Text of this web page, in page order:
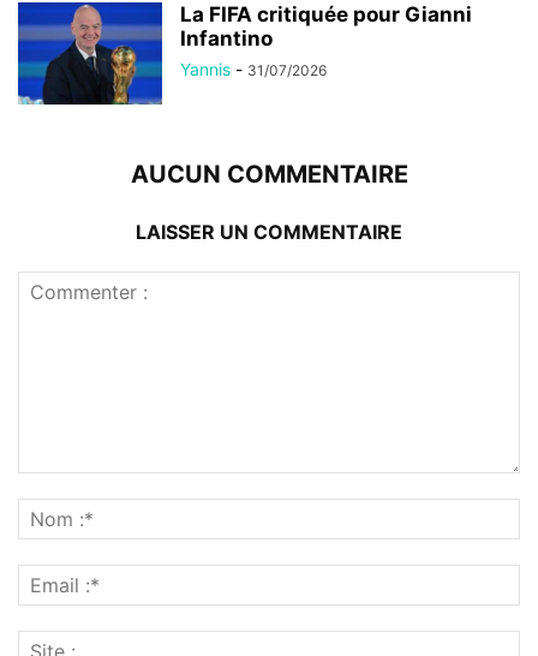
La FIFA critiquée pour Gianni
Infantino
Yannis - 31/07/2026
AUCUN COMMENTAIRE
LAISSER UN COMMENTAIRE